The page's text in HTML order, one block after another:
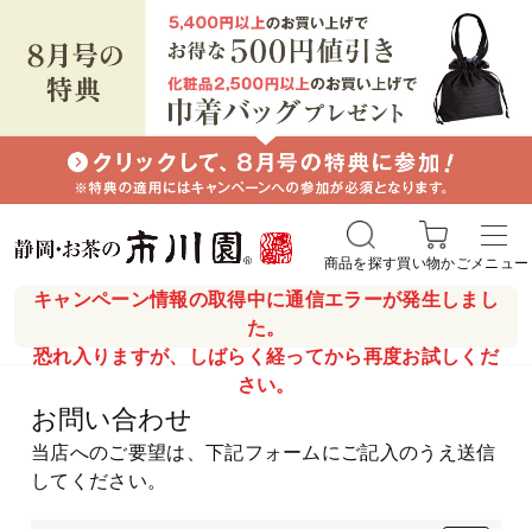
キャンペーン情報の取得中に通信エラーが発生しまし
た。
恐れ入りますが、しばらく経ってから再度お試しくだ
さい。
商品を探す買い物かごメニュー
お問い合わせ
当店へのご要望は、下記フォームにご記入のうえ送信
してください。